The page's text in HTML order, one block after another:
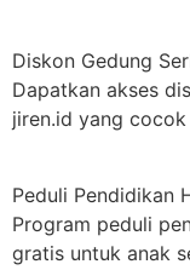
Diskon Gedung
Dapatkan akses
jiren.id yang
Peduli Pendidikan
Program peduli
gratis untuk anak